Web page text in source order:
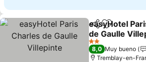
Compartir
Agregar
easyHotel
de Gaulle
Ver precios
2 Estrellas
8,0 Muy bueno
Tremblay-en-